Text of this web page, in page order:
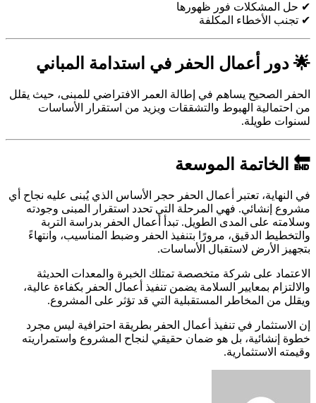
✔ حل المشكلات فور ظهورها
✔ تجنب الأخطاء المكلفة
🌟 دور أعمال الحفر في استدامة المباني
الحفر الصحيح يساهم في إطالة العمر الافتراضي للمبنى، حيث يقلل
من احتمالية الهبوط والتشققات ويزيد من استقرار الأساسات
لسنوات طويلة.
🔚 الخاتمة الموسعة
في النهاية، تعتبر أعمال الحفر حجر الأساس الذي يُبنى عليه نجاح أي
مشروع إنشائي. فهي المرحلة التي تحدد استقرار المبنى وجودته
وسلامته على المدى الطويل. تبدأ أعمال الحفر بدراسة التربة
والتخطيط الدقيق، مرورًا بتنفيذ الحفر وضبط المناسيب، وانتهاءً
بتجهيز الأرض لاستقبال الأساسات.
الاعتماد على شركة متخصصة تمتلك الخبرة والمعدات الحديثة
والالتزام بمعايير السلامة يضمن تنفيذ أعمال الحفر بكفاءة عالية،
ويقلل من المخاطر المستقبلية التي قد تؤثر على المشروع.
إن الاستثمار في تنفيذ أعمال الحفر بطريقة احترافية ليس مجرد
خطوة إنشائية، بل هو ضمان حقيقي لنجاح المشروع واستمراريته
وقيمته الاستثمارية.